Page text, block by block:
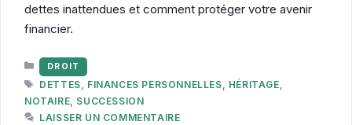
dettes inattendues et comment protéger votre avenir
financier.
CATÉGORIES
DROIT
ÉTIQUETTES
DETTES FINANCES PERSONNELLES HÉRITAGE
NOTAIRE SUCCESSION
LAISSER UN COMMENTAIRE